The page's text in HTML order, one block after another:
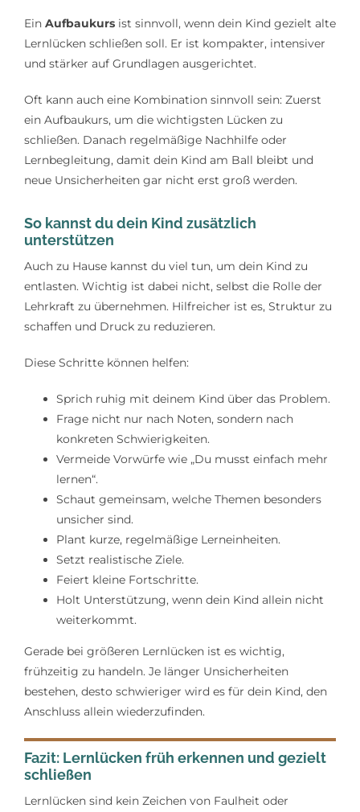
Ein Aufbaukursist sinnvoll, wenn dein Kind gezielt alte
Lernlücken schließen soll. Er ist kompakter, intensiver
und stärker auf Grundlagen ausgerichtet.
Oft kann auch eine Kombination sinnvoll sein: Zuerst
ein Aufbaukurs, um die wichtigsten Lücken zu
schließen. Danach regelmäßige Nachhilfe oder
Lernbegleitung, damit dein Kind am Ball bleibt und
neue Unsicherheiten gar nicht erst groß werden.
So kannst du dein Kind zusätzlich
unterstützen
Auch zu Hause kannst du viel tun, um dein Kind zu
entlasten. Wichtig ist dabei nicht, selbst die Rolle der
Lehrkraft zu übernehmen. Hilfreicher ist es, Struktur zu
schaffen und Druck zu reduzieren.
Diese Schritte können helfen:
Sprich ruhig mit deinem Kind über das Problem.
Frage nicht nur nach Noten, sondern nach
konkreten Schwierigkeiten.
Vermeide Vorwürfe wie „Du musst einfach mehr
lernen“.
Schaut gemeinsam, welche Themen besonders
unsicher sind.
Plant kurze, regelmäßige Lerneinheiten.
Setzt realistische Ziele.
Feiert kleine Fortschritte.
Holt Unterstützung, wenn dein Kind allein nicht
weiterkommt.
Gerade bei größeren Lernlücken ist es wichtig,
frühzeitig zu handeln. Je länger Unsicherheiten
bestehen, desto schwieriger wird es für dein Kind, den
Anschluss allein wiederzufinden.
Fazit: Lernlücken früh erkennen und gezielt
schließen
Lernlücken sind kein Zeichen von Faulheit oder